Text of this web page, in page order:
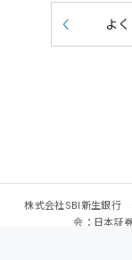
よ
株式会社SBI新生銀行
会：日本証